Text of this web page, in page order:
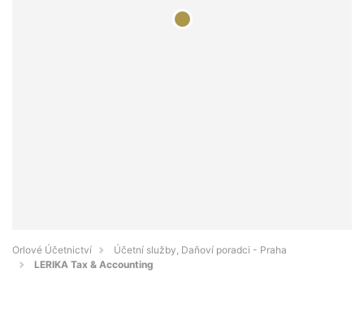
Orlové Účetnictví
Účetní služby, Daňoví poradci - Praha
LERIKA Tax & Accounting